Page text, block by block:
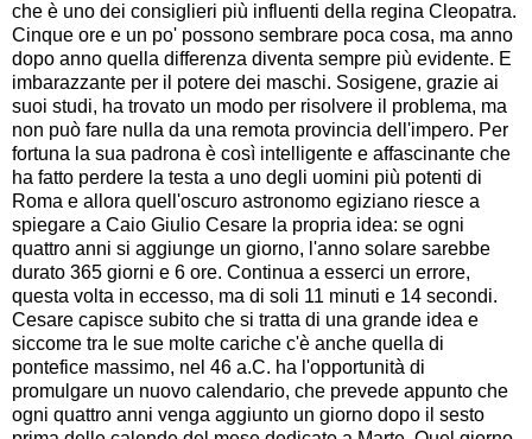
che è uno dei consiglieri più influenti della regina Cleopatra.
Cinque ore e un po' possono sembrare poca cosa, ma anno
dopo anno quella differenza diventa sempre più evidente. E
imbarazzante per il potere dei maschi. Sosigene, grazie ai
suoi studi, ha trovato un modo per risolvere il problema, ma
non può fare nulla da una remota provincia dell'impero. Per
fortuna la sua padrona è così intelligente e affascinante che
ha fatto perdere la testa a uno degli uomini più potenti di
Roma e allora quell'oscuro astronomo egiziano riesce a
spiegare a Caio Giulio Cesare la propria idea: se ogni
quattro anni si aggiunge un giorno, l'anno solare sarebbe
durato 365 giorni e 6 ore. Continua a esserci un errore,
questa volta in eccesso, ma di soli 11 minuti e 14 secondi.
Cesare capisce subito che si tratta di una grande idea e
siccome tra le sue molte cariche c'è anche quella di
pontefice massimo, nel 46 a.C. ha l'opportunità di
promulgare un nuovo calendario, che prevede appunto che
ogni quattro anni venga aggiunto un giorno dopo il sesto